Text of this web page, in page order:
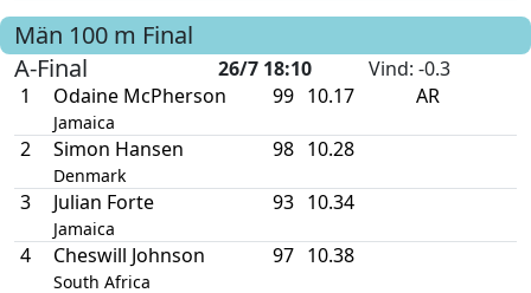
Män 100 m Final
A-Final
26/7 18:10 Vind: -0.3
1
Odaine McPherson
Jamaica
99 10.17 AR
2 Simon Hansen
Denmark
98 10.28
3 Julian Forte
Jamaica
93 10.34
4 Cheswill Johnson
South Africa
97 10.38